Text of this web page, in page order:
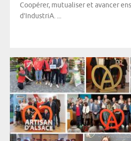
Coopérer, mutualiser et avancer
d’IndustriA. ...